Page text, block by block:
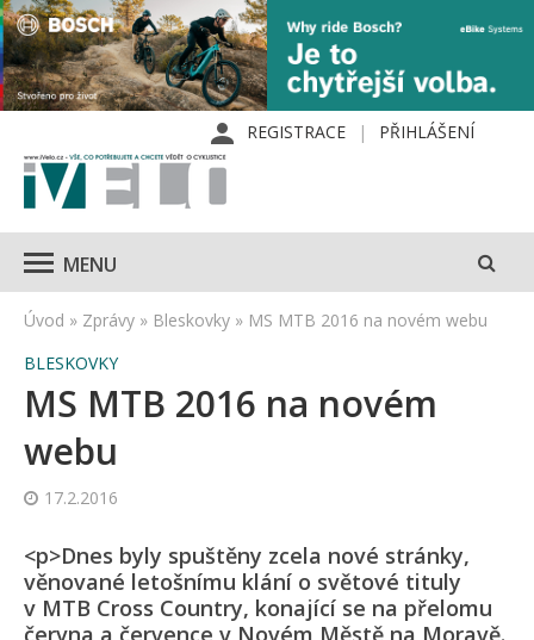
REGISTRACE PŘIHLÁŠENÍ
MENU
Úvod » Zprávy » Bleskovky » MS MTB 2016 na novém webu
BLESKOVKY
MS MTB 2016 na novém
webu
17.2.2016
<p>Dnes byly spuštěny zcela nové stránky,
věnované letošnímu klání o světové tituly
v MTB Cross Country, konající se na přelomu